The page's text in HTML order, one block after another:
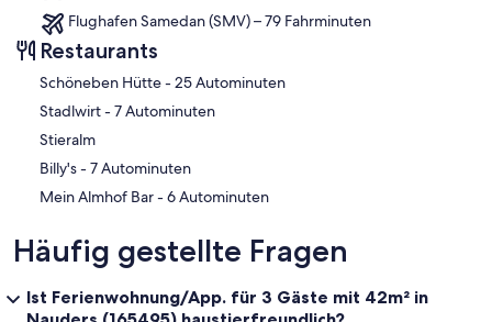
Flughafen Samedan (SMV) – 79 Fahrminuten
Restaurants
‪Schöneben Hütte - ‬25 Autominuten
‪Stadlwirt - ‬7 Autominuten
Stieralm
‪Billy's - ‬7 Autominuten
‪Mein Almhof Bar - ‬6 Autominuten
Häufig gestellte Fragen
Ist Ferienwohnung/App. für 3 Gäste mit 42m² in